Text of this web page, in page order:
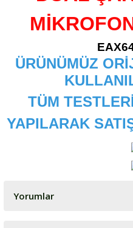
ÜRÜNÜMÜZ
TÜM
YAPILARAK
Yorumlar